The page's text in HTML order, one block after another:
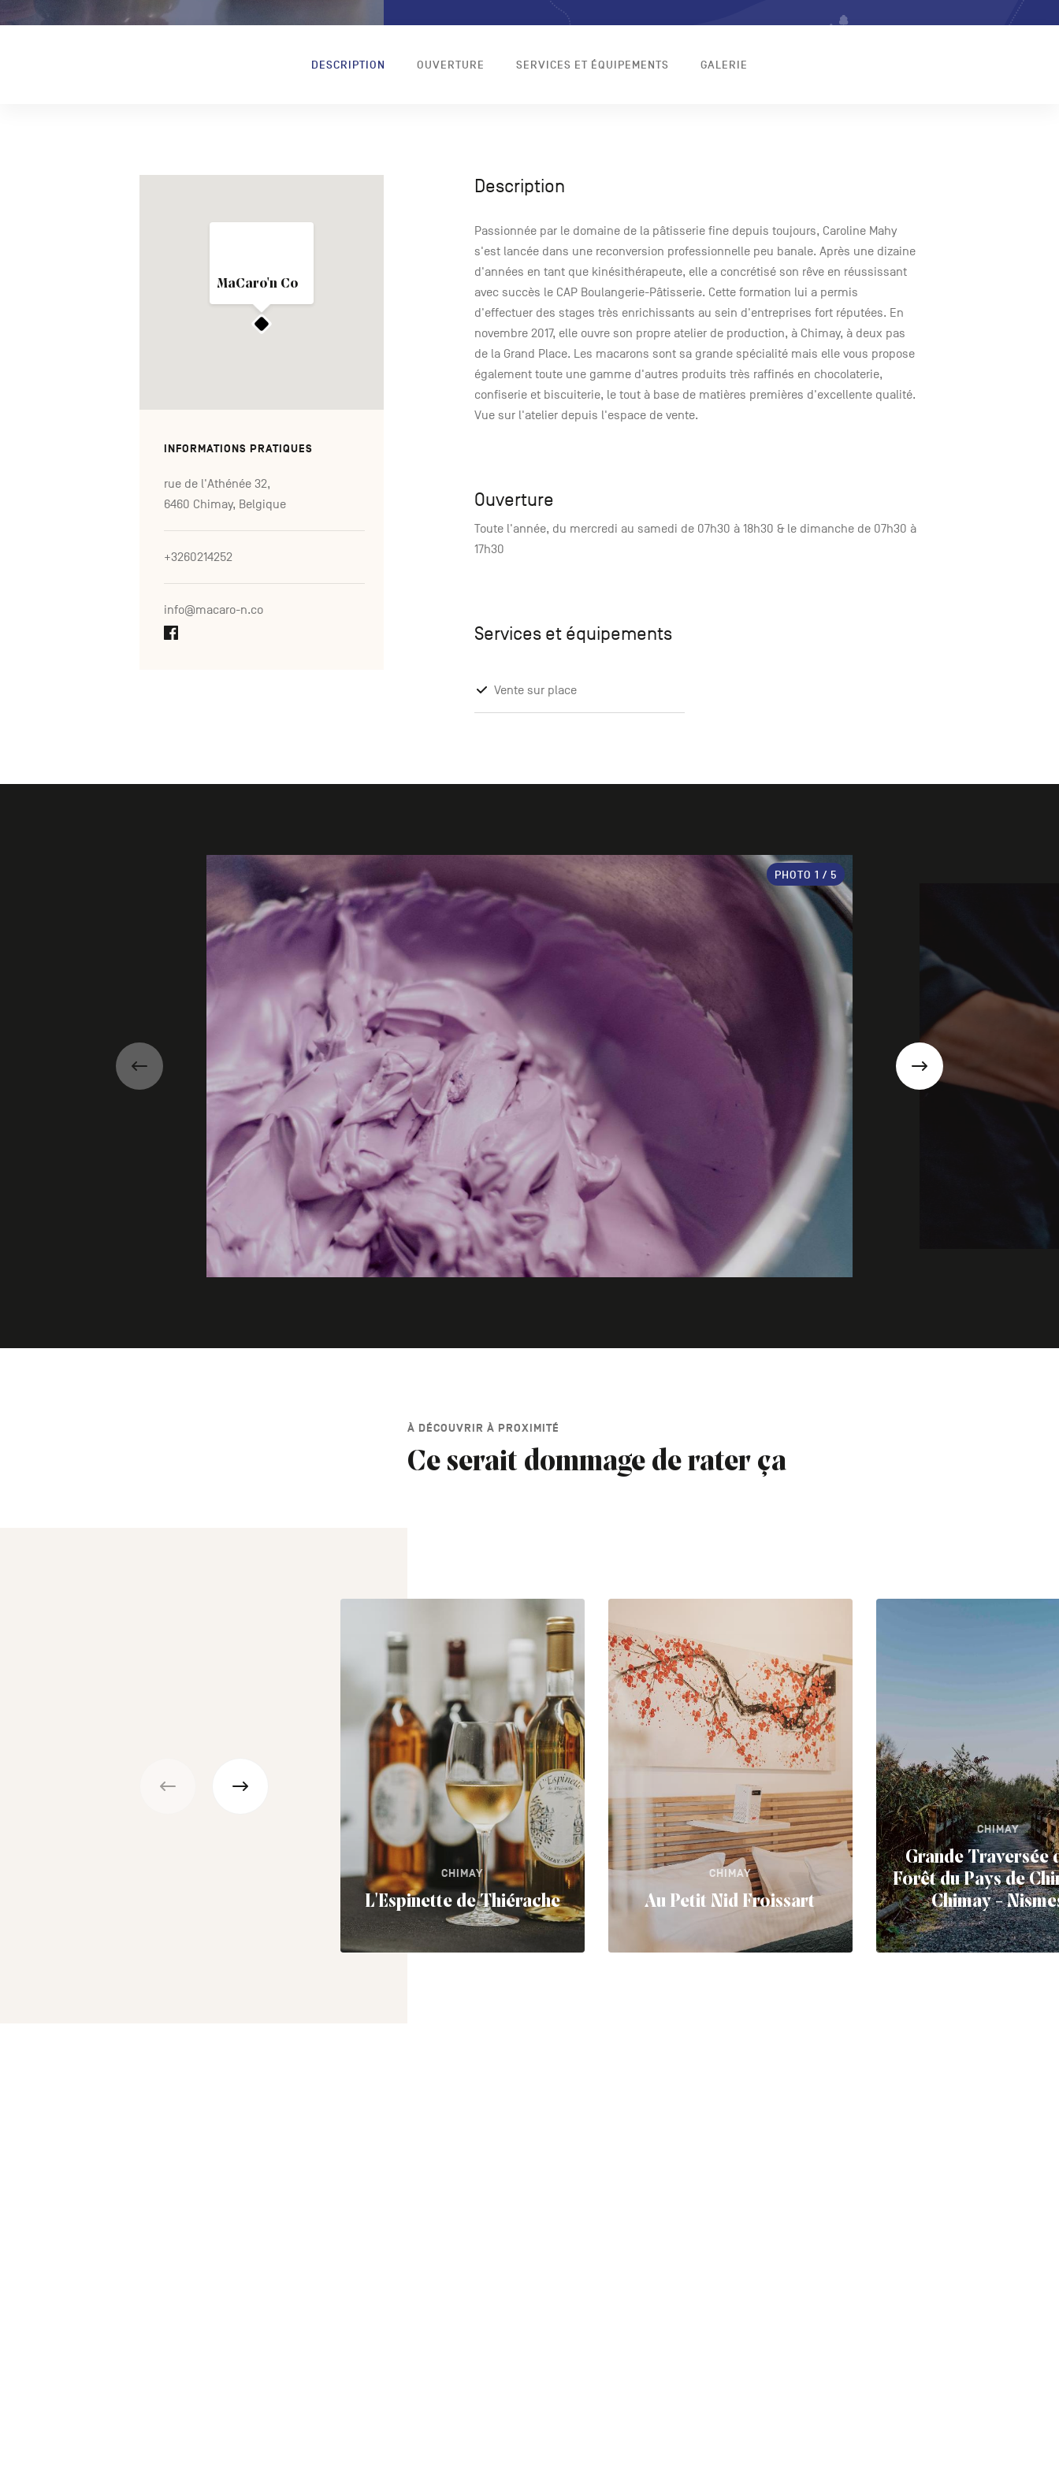
DESCRIPTION OUVERTURE SERVICES ET ÉQUIPEMENTS GALERIE
MaCaro'n Co
INFORMATIONS PRATIQUES
rue de l'Athénée 32,
6460 Chimay, Belgique
+3260214252
info@macaro-n.co
Description
Passionnée par le domaine de la pâtisserie fine depuis toujours, Caroline Mahy
s'est lancée dans une reconversion professionnelle peu banale. Après une dizaine
d'années en tant que kinésithérapeute, elle a concrétisé son rêve en réussissant
avec succès le CAP Boulangerie-Pâtisserie. Cette formation lui a permis
d'effectuer des stages très enrichissants au sein d'entreprises fort réputées. En
novembre 2017, elle ouvre son propre atelier de production, à Chimay, à deux pas
de la Grand Place. Les macarons sont sa grande spécialité mais elle vous propose
également toute une gamme d'autres produits très raffinés en chocolaterie,
confiserie et biscuiterie, le tout à base de matières premières d'excellente qualité.
Vue sur l'atelier depuis l'espace de vente.
Ouverture
Toute l'année, du mercredi au samedi de 07h30 à 18h30 & le dimanche de 07h30 à
17h30
Services et équipements
Vente sur place
Précédent Suivant
PHOTO 1 / 5
À DÉCOUVRIR À PROXIMITÉ
Ce serait dommage de rater ça
CHIMAY
L'Espinette de Thiérache
CHIMAY
Au Petit Nid Froissart
CHIMAY
Grande Traversée
Forêt du Pays de
Chimay -
Précédent Suivant